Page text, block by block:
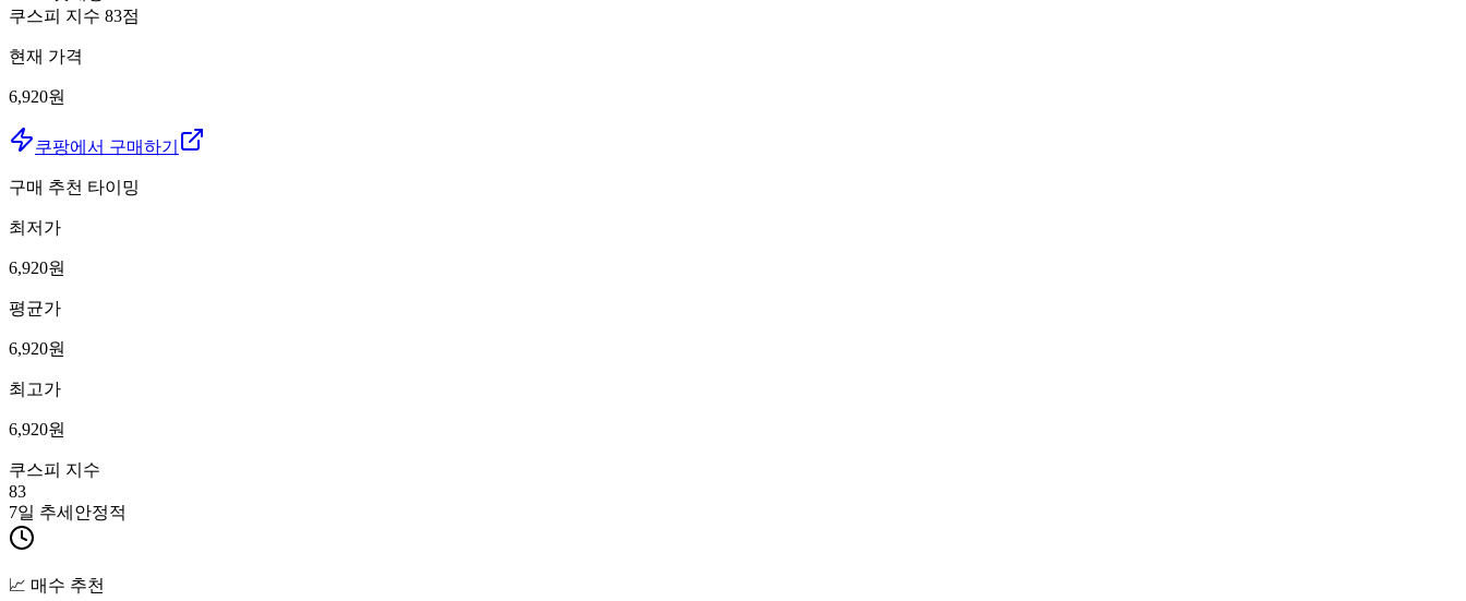
쿠스피 지수 83점
현재 가격
6,920원
쿠팡에서 구매하기
구매 추천 타이밍
최저가
6,920원
평균가
6,920원
최고가
6,920원
쿠스피 지수
83
7일 추세 안정적
📈 매수 추천